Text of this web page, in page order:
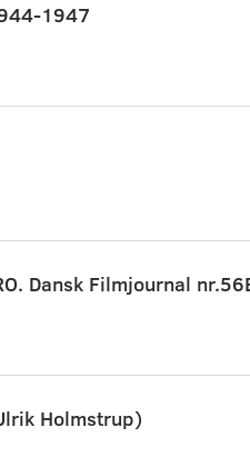
1947
Dansk Filmjournal
Holmstrup)